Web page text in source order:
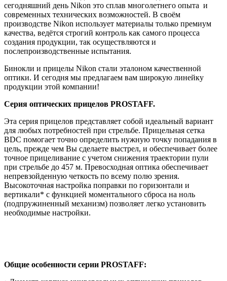
сегодняшний день Nikon это сплав многолетнего опыта и
современных технических возможностей. В своём
производстве Nikon использует материалы только премиум
качества, ведётся строгий контроль как самого процесса
создания продукции, так осуществляются и
послепроизводственные испытания.
Бинокли и прицелы Nikon стали эталоном качественной
оптики. И сегодня мы предлагаем вам широкую линейку
продукции этой компании!
Серия оптических прицелов PROSTAFF.
Эта серия прицелов представляет собой идеальный вариант
для любых потребностей при стрельбе. Прицельная сетка
BDC помогает точно определить нужную точку попадания в
цель, прежде чем Вы сделаете выстрел, и обеспечивает более
точное прицеливание с учетом снижения траектории пули
при стрельбе до 457 м. Превосходная оптика обеспечивает
непревзойденную четкость по всему полю зрения.
Высокоточная настройка поправки по горизонтали и
вертикали* с функцией моментального сброса на ноль
(подпружиненный механизм) позволяет легко установить
необходимые настройки.
Общие особенности серии PROSTAFF: